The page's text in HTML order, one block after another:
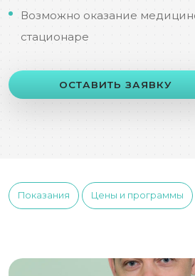
Возможно оказание
стационаре
ОСТАВИТЬ ЗАЯВКУ
Показания Цены и программы